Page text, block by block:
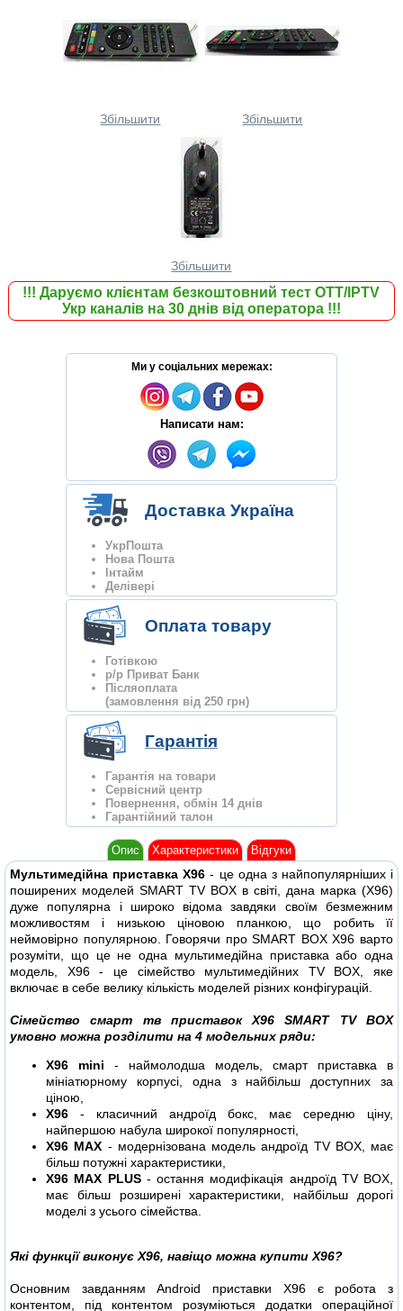
Збільшити Збільшити
Збільшити
!!! Даруємо клієнтам безкоштовний тест ОТТ/IPTV
Укр каналів на 30 днів від оператора!!!
Ми у соціальних мережах:
Написати нам:
Доставка Україна
УкрПошта
Нова Пошта
Інтайм
Делівері
Оплата товару
Готівкою
р/р Приват Банк
Післяоплата
(замовлення від 250 грн)
Гарантія
Гарантія на товари
Сервісний центр
Повернення, обмін 14 днів
Гарантійний талон
Опис Характеристики Відгуки
Мультимедійна приставка X96 - це одна з найпопулярніших і
поширених моделей SMART TV BOX в світі, дана марка (X96)
дуже популярна і широко відома завдяки своїм безмежним
можливостям і низькою ціновою планкою, що робить її
неймовірно популярною. Говорячи про SMART BOX X96 варто
розуміти, що це не одна мультимедійна приставка або одна
модель, X96 - це сімейство мультимедійних TV BOX, яке
включає в себе велику кількість моделей різних конфігурацій.
Сімейство смарт тв приставок X96 SMART TV BOX
умовно можна розділити на 4 модельних ряди:
X96 mini - наймолодша модель, смарт приставка в
мініатюрному корпусі, одна з найбільш доступних за
ціною,
X96 - класичний андроїд бокс, має середню ціну,
найпершою набула широкої популярності,
X96 MAX - модернізована модель андроїд TV BOX, має
більш потужні характеристики,
X96 MAX PLUS- остання модифікація андроїд TV BOX,
має більш розширені характеристики, найбільш дорогі
моделі з усього сімейства.
Які функції виконує X96, навіщо можна купити X96?
Основним завданням Android приставки X96 є робота з
контентом, під контентом розуміються додатки операційної